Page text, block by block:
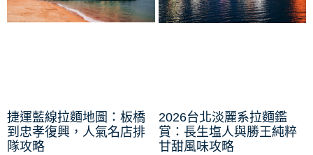
捷運藍線拉麵地圖：板橋
到忠孝復興，人氣名店排
隊攻略
2026台北淡麗系拉麵鑑
賞：長生塩人與勝王純粹
甘甜風味攻略